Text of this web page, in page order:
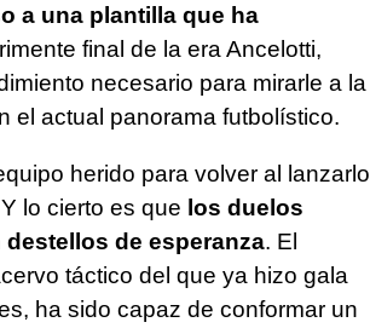
a una plantilla que ha
final de la era Ancelotti,
necesario para mirarle a la
el actual panorama futbolístico.
herido para volver al lanzarlo
lo cierto es que los duelos
de esperanza. El
táctico del que ya hizo gala
ha sido capaz de conformar un